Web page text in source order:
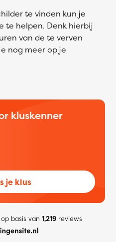
te vinden kun je
te helpen. Denk hierbij
van de te verven
nog meer op je
kluskenner
je klus
basis van 1,219reviews